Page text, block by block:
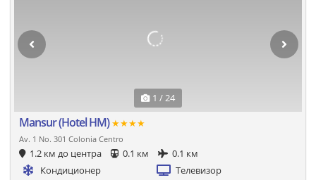
1 / 24
Mansur (Hotel HM)★★★★
Av. 1 No. 301 Colonia Centro
1.2 км до центра 0.1 км
0.1 км
Кондиционер
Телевизор